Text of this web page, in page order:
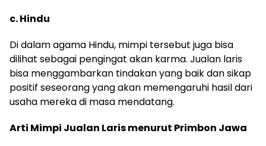
c. Hindu
Di dalam agama Hindu, mimpi tersebut juga bisa
dilihat sebagai pengingat akan karma. Jualan laris
bisa menggambarkan tindakan yang baik dan sikap
positif seseorang yang akan memengaruhi hasil dari
usaha mereka di masa mendatang.
Arti Mimpi Jualan Laris menurut Primbon Jawa